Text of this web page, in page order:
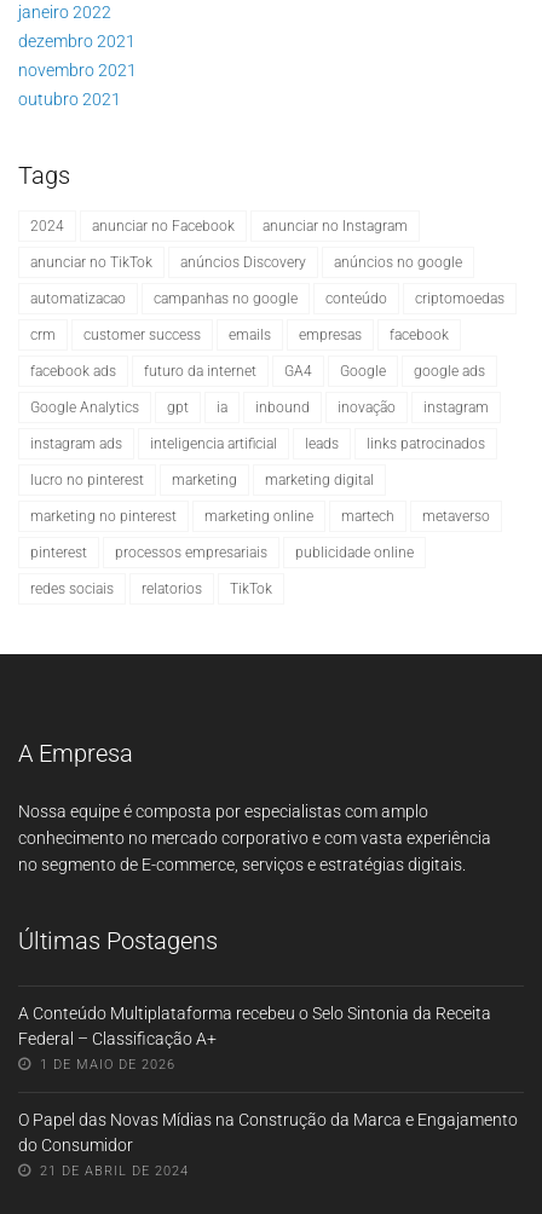
janeiro 2022
dezembro 2021
novembro 2021
outubro 2021
Tags
2024 anunciar no Facebook anunciar no Instagram
anunciar no TikTok anúncios Discovery anúncios no google
automatizacao campanhas no google conteúdo criptomoedas
crm customer success emails empresas facebook
facebook ads futuro da internet GA4 Google google ads
Google Analytics gpt ia inbound inovação instagram
instagram ads inteligencia artificial leads links patrocinados
lucro no pinterest marketing marketing digital
marketing no pinterest marketing online martech metaverso
pinterest processos empresariais publicidade online
redes sociais relatorios TikTok
A Empresa
Nossa equipe é composta por especialistas com amplo
conhecimento no mercado corporativo e com vasta experiência
no segmento de E-commerce, serviços e estratégias digitais.
Últimas Postagens
A Conteúdo Multiplataforma recebeu o Selo Sintonia da Receita
Federal – Classificação A+
1 DE MAIO DE 2026
O Papel das Novas Mídias na Construção da Marca e Engajamento
do Consumidor
21 DE ABRIL DE 2024